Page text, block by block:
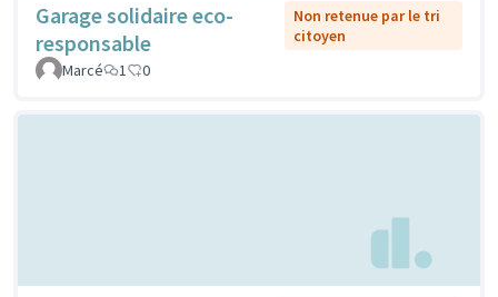
Garage solidaire eco-
responsable
Non retenue par le tri
citoyen
Marcé
1 0